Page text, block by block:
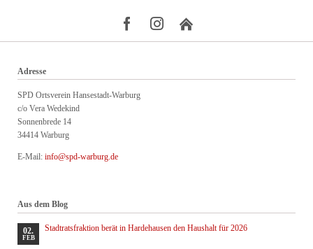
Adresse
SPD Ortsverein Hansestadt-Warburg
c/o Vera Wedekind
Sonnenbrede 14
34414 Warburg
E-Mail: info@spd-warburg.de
Aus dem Blog
02.
FEB
Stadtratsfraktion berät in Hardehausen den Haushalt für 2026